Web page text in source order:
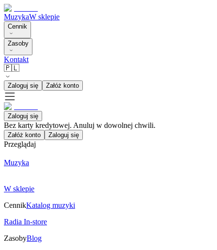
MuzykaW sklepie
Cennik
Zasoby
Kontakt
🇵🇱
Zaloguj się Załóż konto
Zaloguj się
Bez karty kredytowej. Anuluj w dowolnej chwili.
Załóż konto Zaloguj się
Przeglądaj
Muzyka
W sklepie
CennikKatalog muzyki
Radia In-store
ZasobyBlog